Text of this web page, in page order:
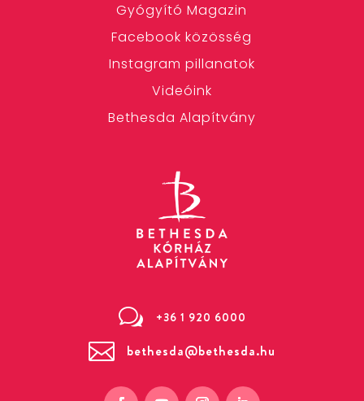
Gyógyító Magazin
Facebook közösség
Instagram pillanatok
Videóink
Bethesda Alapítvány
w +36 1 920 6000
 bethesda@bethesda.hu